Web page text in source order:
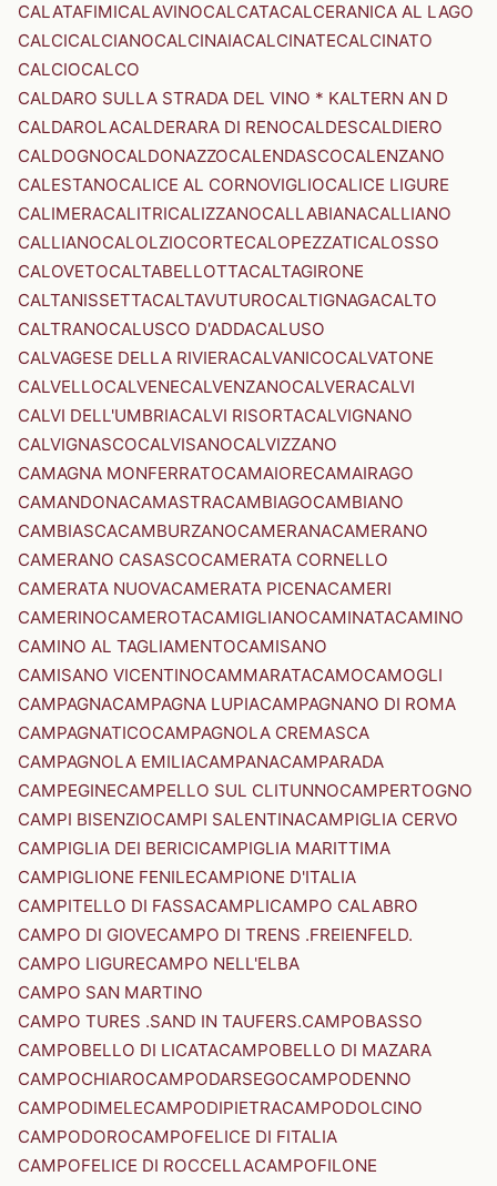
CALATAFIMICALAVINOCALCATACALCERANICA AL LAGO
CALCICALCIANOCALCINAIACALCINATECALCINATO
CALCIOCALCO
CALDARO SULLA STRADA DEL VINO * KALTERN AN D
CALDAROLACALDERARA DI RENOCALDESCALDIERO
CALDOGNOCALDONAZZOCALENDASCOCALENZANO
CALESTANOCALICE AL CORNOVIGLIOCALICE LIGURE
CALIMERACALITRICALIZZANOCALLABIANACALLIANO
CALLIANOCALOLZIOCORTECALOPEZZATICALOSSO
CALOVETOCALTABELLOTTACALTAGIRONE
CALTANISSETTACALTAVUTUROCALTIGNAGACALTO
CALTRANOCALUSCO D'ADDACALUSO
CALVAGESE DELLA RIVIERACALVANICOCALVATONE
CALVELLOCALVENECALVENZANOCALVERACALVI
CALVI DELL'UMBRIACALVI RISORTACALVIGNANO
CALVIGNASCOCALVISANOCALVIZZANO
CAMAGNA MONFERRATOCAMAIORECAMAIRAGO
CAMANDONACAMASTRACAMBIAGOCAMBIANO
CAMBIASCACAMBURZANOCAMERANACAMERANO
CAMERANO CASASCOCAMERATA CORNELLO
CAMERATA NUOVACAMERATA PICENACAMERI
CAMERINOCAMEROTACAMIGLIANOCAMINATACAMINO
CAMINO AL TAGLIAMENTOCAMISANO
CAMISANO VICENTINOCAMMARATACAMOCAMOGLI
CAMPAGNACAMPAGNA LUPIACAMPAGNANO DI ROMA
CAMPAGNATICOCAMPAGNOLA CREMASCA
CAMPAGNOLA EMILIACAMPANACAMPARADA
CAMPEGINECAMPELLO SUL CLITUNNOCAMPERTOGNO
CAMPI BISENZIOCAMPI SALENTINACAMPIGLIA CERVO
CAMPIGLIA DEI BERICICAMPIGLIA MARITTIMA
CAMPIGLIONE FENILECAMPIONE D'ITALIA
CAMPITELLO DI FASSACAMPLICAMPO CALABRO
CAMPO DI GIOVECAMPO DI TRENS .FREIENFELD.
CAMPO LIGURECAMPO NELL'ELBA
CAMPO SAN MARTINO
CAMPO TURES .SAND IN TAUFERS.CAMPOBASSO
CAMPOBELLO DI LICATACAMPOBELLO DI MAZARA
CAMPOCHIAROCAMPODARSEGOCAMPODENNO
CAMPODIMELECAMPODIPIETRACAMPODOLCINO
CAMPODOROCAMPOFELICE DI FITALIA
CAMPOFELICE DI ROCCELLACAMPOFILONE